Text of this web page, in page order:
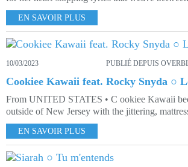
EN SAVOIR PLUS
10/03/2023 PUBLIÉ DEPUIS
Cookiee Kawaii feat. Rocky Snyda ○
From UNITED STATES • C ookiee Kawaii
outside of New Jersey with the jittering,
EN SAVOIR PLUS